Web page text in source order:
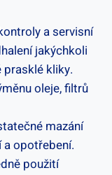
‍a ‌servisní‍
⁣jakýchkoli
⁣kliky.⁢
oleje, ‍filtrů
mazání
opotřebení.
použití